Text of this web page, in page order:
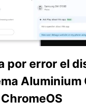
por error el
Aluminium